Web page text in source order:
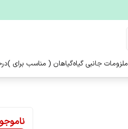
ملزومات جانبی گیاهگیاهان ( مناسب برای )